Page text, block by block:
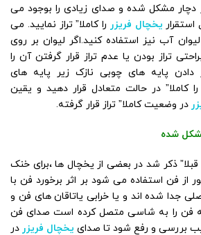
مشکل شده و صدای زیادی را بوجود می
یخچال فریزر را کاملا” تراز نمایید. می
آب نیز استفاده کنید.اگر لیوان بر روی
تراز بودن یا عدم تراز قرار گرفتن آن را
دادن پایه های چوبی نازک زیر پایه های
کاملا” در حالت متعادل قرار دهید و یقین
در وضعیت کاملا” تراز قرار گرفته.
ذکر شد در بعضی از یخچال ها ،برای خنک
از فن استفاده می شود بر اثر برخورد فن با
جدا شده اند و یا خرابی یاتاقان های فن و
فن را به شاسی متصل کرده است صدای فن
بررسی و رفع شود تا صدای یخچال فریزر در